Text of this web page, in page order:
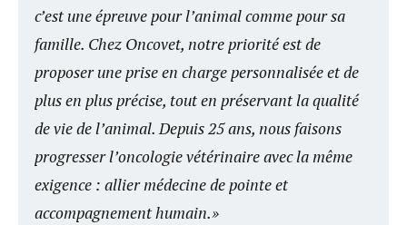
c’est une épreuve pour l’animal comme pour sa
famille. Chez Oncovet, notre priorité est de
proposer une prise en charge personnalisée et de
plus en plus précise, tout en préservant la qualité
de vie de l’animal. Depuis 25 ans, nous faisons
progresser l’oncologie vétérinaire avec la même
exigence : allier médecine de pointe et
accompagnement humain.»